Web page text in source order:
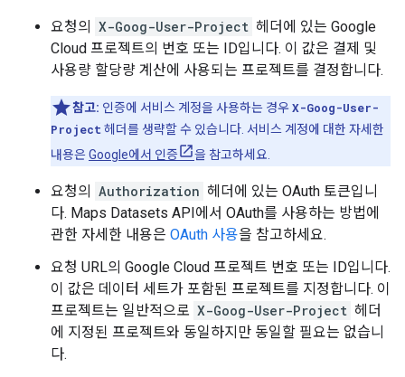
요청의 X-Goog-User-Project 헤더에 있는 Google
Cloud 프로젝트의 번호 또는 ID입니다. 이 값은 결제 및
사용량 할당량 계산에 사용되는 프로젝트를 결정합니다.
참고: 인증에 서비스 계정을 사용하는 경우X-Goog-User-
Project 헤더를 생략할 수 있습니다. 서비스 계정에 대한 자세한
내용은Google에서 인증 을 참고하세요.
요청의 Authorization 헤더에 있는 OAuth 토큰입니
다. Maps Datasets API에서 OAuth를 사용하는 방법에
관한 자세한 내용은 OAuth 사용을 참고하세요.
요청 URL의 Google Cloud 프로젝트 번호 또는 ID입니다.
이 값은 데이터 세트가 포함된 프로젝트를 지정합니다. 이
프로젝트는 일반적으로 X-Goog-User-Project 헤더
에 지정된 프로젝트와 동일하지만 동일할 필요는 없습니
다.